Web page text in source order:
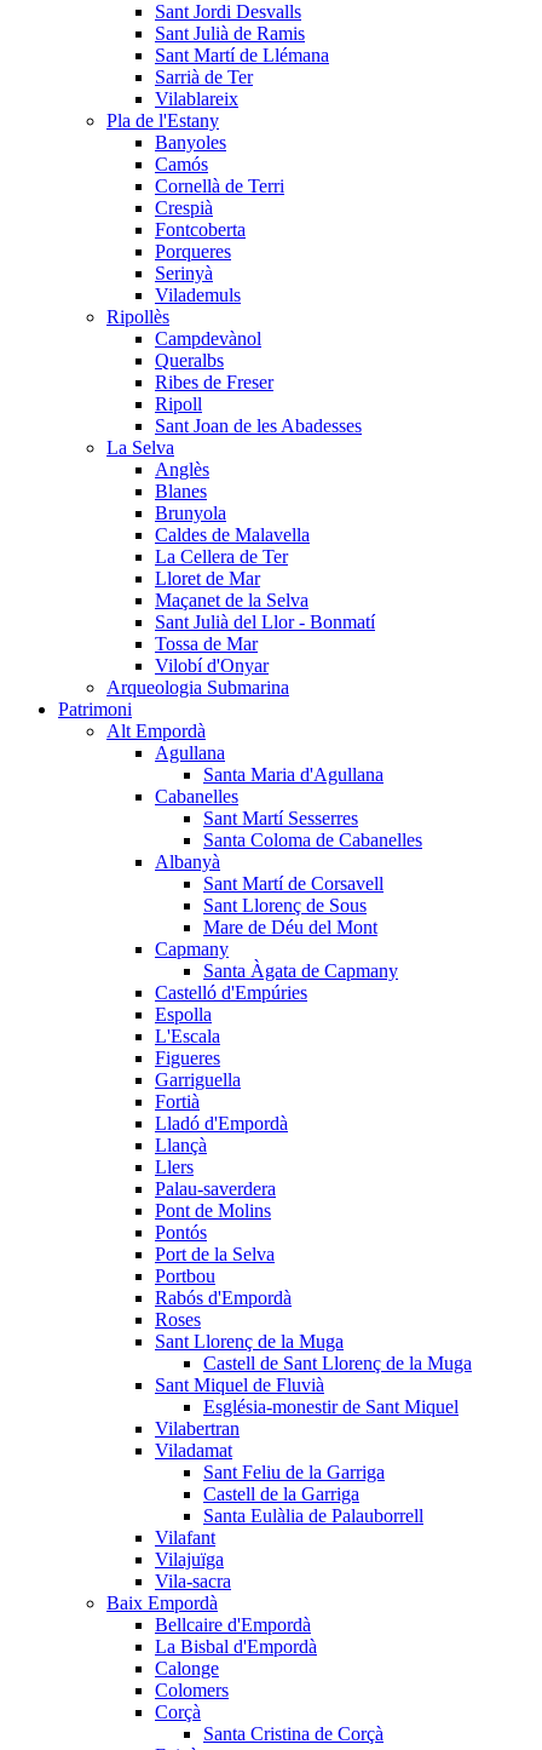
Sant Jordi Desvalls
Sant Julià de Ramis
Sant Martí de Llémana
Sarrià de Ter
Vilablareix
Pla de l'Estany
Banyoles
Camós
Cornellà de Terri
Crespià
Fontcoberta
Porqueres
Serinyà
Vilademuls
Ripollès
Campdevànol
Queralbs
Ribes de Freser
Ripoll
Sant Joan de les Abadesses
La Selva
Anglès
Blanes
Brunyola
Caldes de Malavella
La Cellera de Ter
Lloret de Mar
Maçanet de la Selva
Sant Julià del Llor - Bonmatí
Tossa de Mar
Vilobí d'Onyar
Arqueologia Submarina
Patrimoni
Alt Empordà
Agullana
Santa Maria d'Agullana
Cabanelles
Sant Martí Sesserres
Santa Coloma de Cabanelles
Albanyà
Sant Martí de Corsavell
Sant Llorenç de Sous
Mare de Déu del Mont
Capmany
Santa Àgata de Capmany
Castelló d'Empúries
Espolla
L'Escala
Figueres
Garriguella
Fortià
Lladó d'Empordà
Llançà
Llers
Palau-saverdera
Pont de Molins
Pontós
Port de la Selva
Portbou
Rabós d'Empordà
Roses
Sant Llorenç de la Muga
Castell de Sant Llorenç de la Muga
Sant Miquel de Fluvià
Església-monestir de Sant Miquel
Vilabertran
Viladamat
Sant Feliu de la Garriga
Castell de la Garriga
Santa Eulàlia de Palauborrell
Vilafant
Vilajuïga
Vila-sacra
Baix Empordà
Bellcaire d'Empordà
La Bisbal d'Empordà
Calonge
Colomers
Corçà
Santa Cristina de Corçà